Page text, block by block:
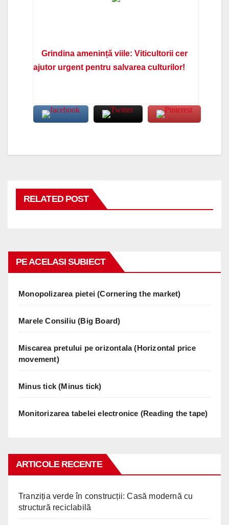
Grindina amenință viile: Viticultorii cer
ajutor urgent pentru salvarea culturilor!
RELATED POST
PE ACELASI SUBIECT
Monopolizarea pietei (Cornering the market)
Marele Consiliu (Big Board)
Miscarea pretului pe orizontala (Horizontal price
movement)
Minus tick (Minus tick)
Monitorizarea tabelei electronice (Reading the tape)
ARTICOLE RECENTE
Tranziția verde în construcții: Casă modernă cu
structură reciclabilă